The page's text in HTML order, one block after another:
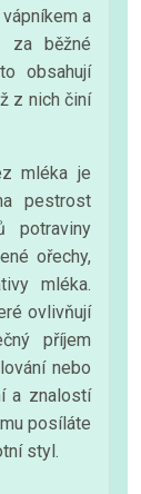
a
za běžné
obsahují
z nich činí
mléka je
pestrost
potraviny
ořechy,
mléka.
ovlivňují
příjem
nebo
a znalostí
posíláte
styl.